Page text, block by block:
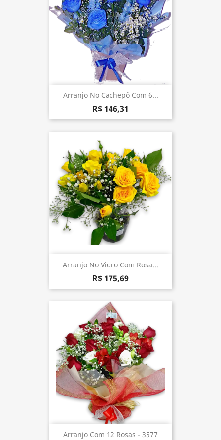
Arranjo No Cachepô Com 6...
R$ 146,31
Arranjo No Vidro Com Rosa...
R$ 175,69
Arranjo Com 12 Rosas - 3577